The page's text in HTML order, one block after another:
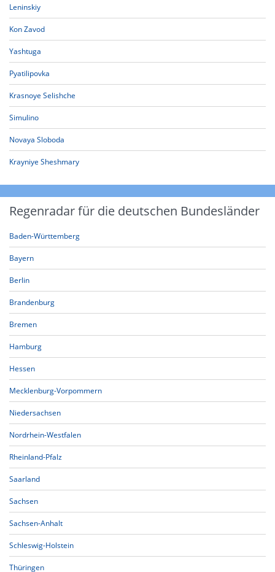
Leninskiy
Kon Zavod
Yashtuga
Pyatilipovka
Krasnoye Selishche
Simulino
Novaya Sloboda
Krayniye Sheshmary
Regenradar für die deutschen Bundesländer
Baden-Württemberg
Bayern
Berlin
Brandenburg
Bremen
Hamburg
Hessen
Mecklenburg-Vorpommern
Niedersachsen
Nordrhein-Westfalen
Rheinland-Pfalz
Saarland
Sachsen
Sachsen-Anhalt
Schleswig-Holstein
Thüringen